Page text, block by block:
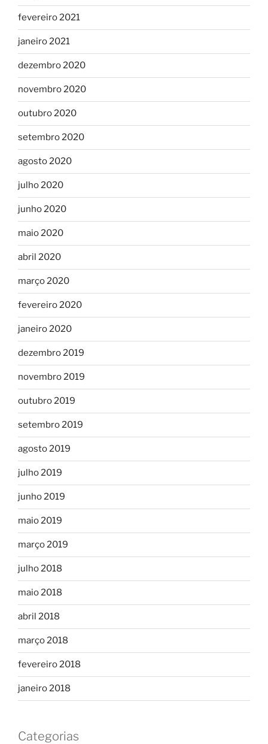
fevereiro 2021
janeiro 2021
dezembro 2020
novembro 2020
outubro 2020
setembro 2020
agosto 2020
julho 2020
junho 2020
maio 2020
abril 2020
março 2020
fevereiro 2020
janeiro 2020
dezembro 2019
novembro 2019
outubro 2019
setembro 2019
agosto 2019
julho 2019
junho 2019
maio 2019
março 2019
julho 2018
maio 2018
abril 2018
março 2018
fevereiro 2018
janeiro 2018
Categorias